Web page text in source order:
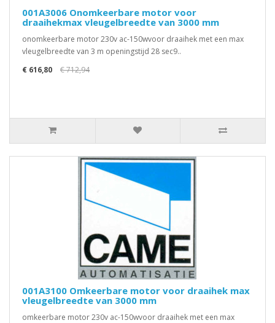
001A3006 Onomkeerbare motor voor
draaihekmax vleugelbreedte van 3000 mm
onomkeerbare motor 230v ac-150wvoor draaihek met een max
vleugelbreedte van 3 m openingstijd 28 sec9..
€ 616,80
€ 712,94
001A3100 Omkeerbare motor voor draaihek max
vleugelbreedte van 3000 mm
omkeerbare motor 230v ac-150wvoor draaihek met een max